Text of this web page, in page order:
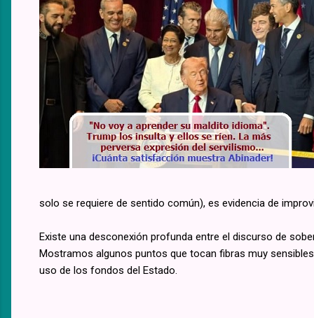
solo se requiere de sentido común), es evidencia de
Existe una desconexión profunda entre el discurso de
Mostramos algunos puntos que tocan fibras muy
uso de los fondos del Estado.